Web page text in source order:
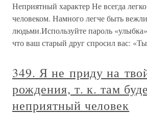
Неприятный характер Не всегда
человеком. Намного легче быть
людьми.Используйте пароль
что ваш старый друг спросил вас:
349. Я не приду на
рождения, т. к. там
неприятный человек